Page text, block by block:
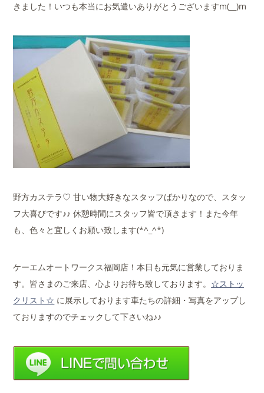
きました！いつも本当にお気遣いありがとうございますm(__)m
野方カステラ♡ 甘い物大好きなスタッフばかりなので、スタッ
フ大喜びです♪♪ 休憩時間にスタッフ皆で頂きます！また今年
も、色々と宜しくお願い致します(*^_^*)
ケーエムオートワークス福岡店！本日も元気に営業しておりま
す。皆さまのご来店、心よりお待ち致しております。 ☆ストッ
クリスト☆ に展示しております車たちの詳細・写真をアップし
ておりますのでチェックして下さいね♪♪